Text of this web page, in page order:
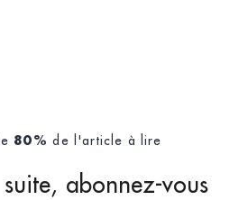
80% de l'article à lire
abonnez-vous